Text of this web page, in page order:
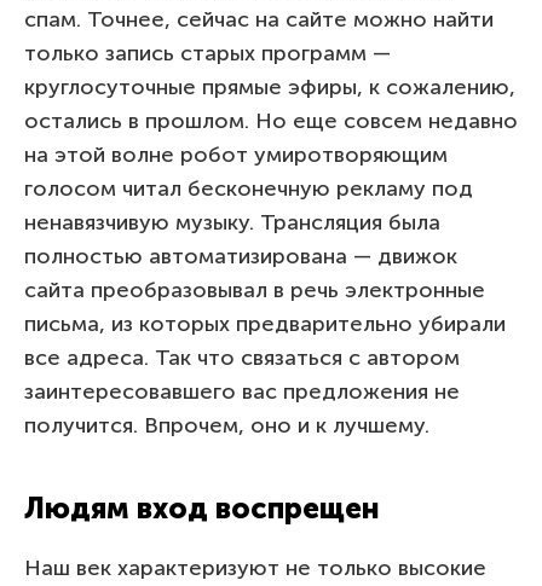
спам. Точнее, сейчас на сайте можно найти
только запись старых программ —
круглосуточные прямые эфиры, к сожалению,
остались в прошлом. Но еще совсем недавно
на этой волне робот умиротворяющим
голосом читал бесконечную рекламу под
ненавязчивую музыку. Трансляция была
полностью автоматизирована — движок
сайта преобразовывал в речь электронные
письма, из которых предварительно убирали
все адреса. Так что связаться с автором
заинтересовавшего вас предложения не
получится. Впрочем, оно и к лучшему.
Людям вход воспрещен
Наш век характеризуют не только высокие